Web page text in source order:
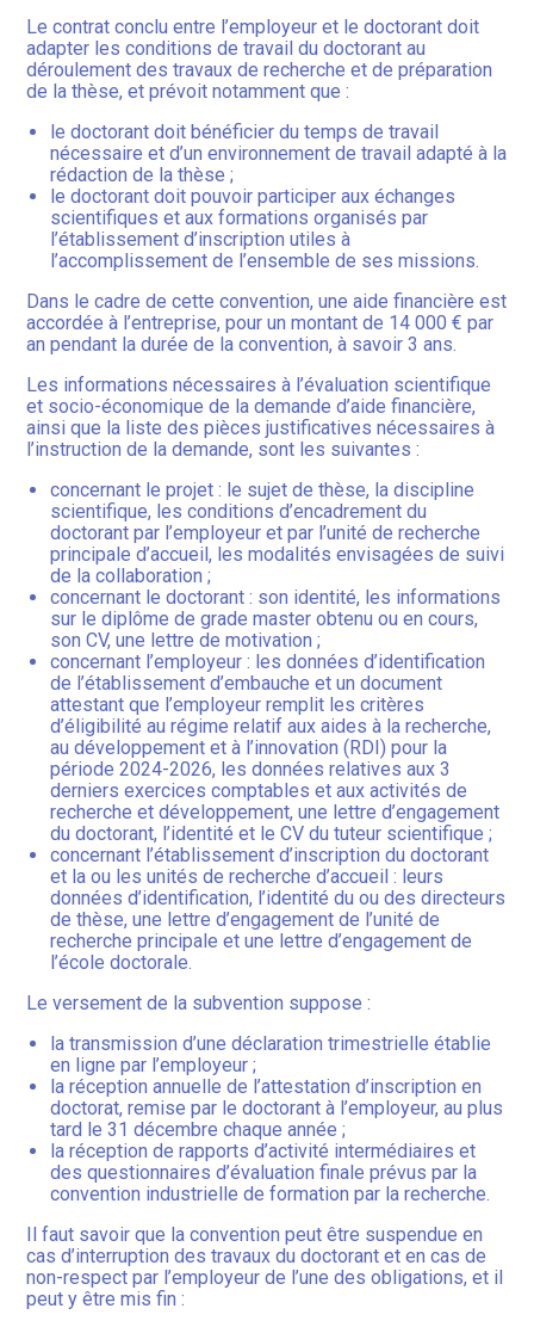
Le contrat conclu entre l’employeur et le doctorant doit
adapter les conditions de travail du doctorant au
déroulement des travaux de recherche et de préparation
de la thèse, et prévoit notamment que :
le doctorant doit bénéficier du temps de travail
nécessaire et d’un environnement de travail adapté à la
rédaction de la thèse ;
le doctorant doit pouvoir participer aux échanges
scientifiques et aux formations organisés par
l’établissement d’inscription utiles à
l’accomplissement de l’ensemble de ses missions.
Dans le cadre de cette convention, une aide financière est
accordée à l’entreprise, pour un montant de 14 000 € par
an pendant la durée de la convention, à savoir 3 ans.
Les informations nécessaires à l’évaluation scientifique
et socio-économique de la demande d’aide financière,
ainsi que la liste des pièces justificatives nécessaires à
l’instruction de la demande, sont les suivantes :
concernant le projet : le sujet de thèse, la discipline
scientifique, les conditions d’encadrement du
doctorant par l’employeur et par l’unité de recherche
principale d’accueil, les modalités envisagées de suivi
de la collaboration ;
concernant le doctorant : son identité, les informations
sur le diplôme de grade master obtenu ou en cours,
son CV, une lettre de motivation ;
concernant l’employeur : les données d’identification
de l’établissement d’embauche et un document
attestant que l’employeur remplit les critères
d’éligibilité au régime relatif aux aides à la recherche,
au développement et à l’innovation (RDI) pour la
période 2024-2026, les données relatives aux 3
derniers exercices comptables et aux activités de
recherche et développement, une lettre d’engagement
du doctorant, l’identité et le CV du tuteur scientifique ;
concernant l’établissement d’inscription du doctorant
et la ou les unités de recherche d’accueil : leurs
données d’identification, l’identité du ou des directeurs
de thèse, une lettre d’engagement de l’unité de
recherche principale et une lettre d’engagement de
l’école doctorale.
Le versement de la subvention suppose :
la transmission d’une déclaration trimestrielle établie
en ligne par l’employeur ;
la réception annuelle de l’attestation d’inscription en
doctorat, remise par le doctorant à l’employeur, au plus
tard le 31 décembre chaque année ;
la réception de rapports d’activité intermédiaires et
des questionnaires d’évaluation finale prévus par la
convention industrielle de formation par la recherche.
Il faut savoir que la convention peut être suspendue en
cas d’interruption des travaux du doctorant et en cas de
non-respect par l’employeur de l’une des obligations, et il
peut y être mis fin :